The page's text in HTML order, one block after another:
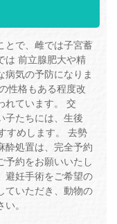
とで、雌では子宮蓄
は 前立腺肥大や精
病気の予防になりま
性格もある程度改
れています。 交
子たちには、生後
すめします。 去勢
酔処置は、完全予約
予約をお願いいたし
避妊手術をご希望の
ていただき、動物の
。